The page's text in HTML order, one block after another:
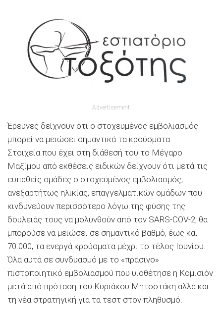
Advertisement
Έρευνες δείχνουν ότι ο στοχευμένος εμβολιασμός
μπορεί να μειώσει σημαντικά τα κρούσματα
Στοιχεία που έχει στη διάθεσή του το Μέγαρο
Μαξίμου από εκθέσεις ειδικών δείχνουν ότι μετά τις
ευπαθείς ομάδες ο στοχευμένος εμβολιασμός,
ανεξαρτήτως ηλικίας, επαγγελματικών ομάδων που
κινδυνεύουν περισσότερο λόγω της φύσης της
δουλειάς τους να μολυνθούν από τον SARS-COV-2, θα
μπορούσε να μειώσει σε σημαντικό βαθμό, έως και
70.000, τα ενεργά κρούσματα μέχρι το τέλος Ιουνίου.
Όλα αυτά σε συνδυασμό με το «πράσινο»
πιστοποιητικό εμβολιασμού που υιοθέτησε η Κομισιόν
μετά από πρόταση του Κυριάκου Μητσοτάκη αλλά και
τη νέα στρατηγική για τα τεστ στον πληθυσμό.